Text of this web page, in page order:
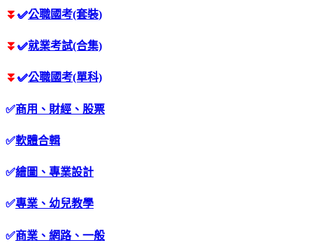
⏬ ✅公職國考(套裝)
⏬ ✅就業考試(合集)
⏬ ✅公職國考(單科)
✅商用、財經、股票
✅軟體合輯
✅繪圖、專業設計
✅專業、幼兒教學
✅商業、網路、一般